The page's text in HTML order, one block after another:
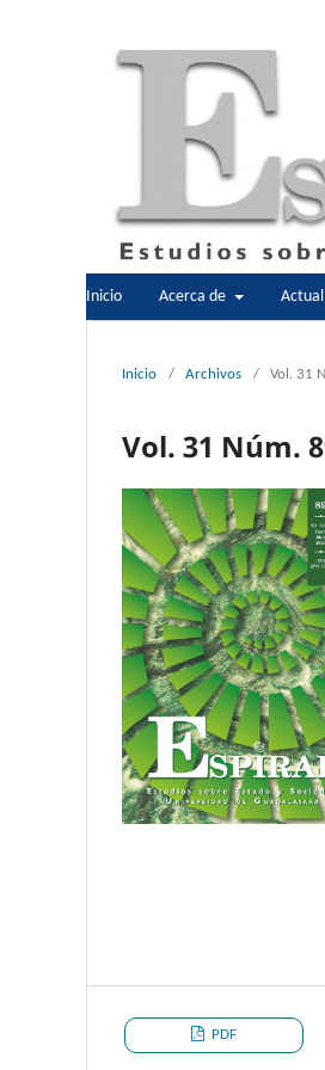
Inicio Acerca de Actual
Inicio / Archivos / Vol. 31
Vol. 31 Núm.
PDF